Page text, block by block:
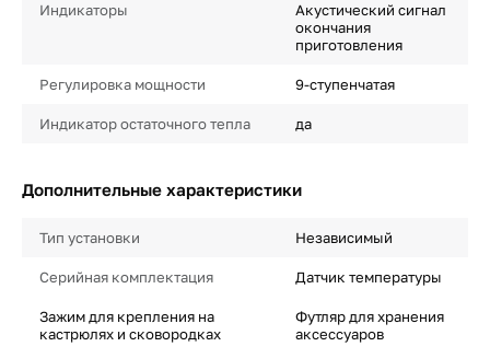
Индикаторы
Акустический сигнал
окончания
приготовления
Регулировка мощности 9-ступенчатая
Индикатор остаточного тепла да
Дополнительные характеристики
Тип установки Независимый
Серийная комплектация Датчик температуры
Зажим для крепления на
кастрюлях и сковородках
Футляр для хранения
аксессуаров